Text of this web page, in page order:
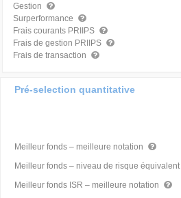
Gestion
Surperformance
Frais courants PRIIPS
Frais de gestion PRIIPS
Frais de transaction
Pré-selection quantitative
Meilleur fonds – meilleure notation
Meilleur fonds – niveau de risque équivalent
Meilleur fonds ISR – meilleure notation